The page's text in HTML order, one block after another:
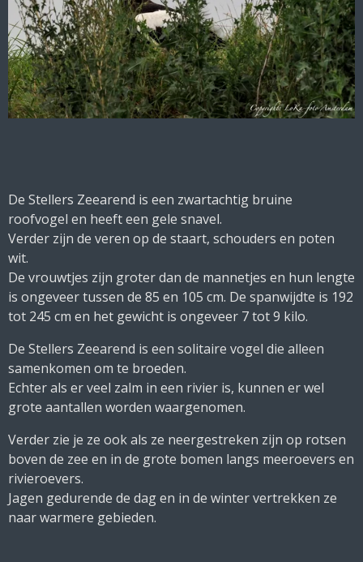
De Stellers Zeearend is een zwartachtig bruine
roofvogel en heeft een gele snavel.
Verder zijn de veren op de staart, schouders en poten
wit.
De vrouwtjes zijn groter dan de mannetjes en hun lengte
is ongeveer tussen de 85 en 105 cm. De spanwijdte is 192
tot 245 cm en het gewicht is ongeveer 7 tot 9 kilo.
De Stellers Zeearend is een solitaire vogel die alleen
samenkomen om te broeden.
Echter als er veel zalm in een rivier is, kunnen er wel
grote aantallen worden waargenomen.
Verder zie je ze ook als ze neergestreken zijn op rotsen
boven de zee en in de grote bomen langs meeroevers en
rivieroevers.
Jagen gedurende de dag en in de winter vertrekken ze
naar warmere gebieden.